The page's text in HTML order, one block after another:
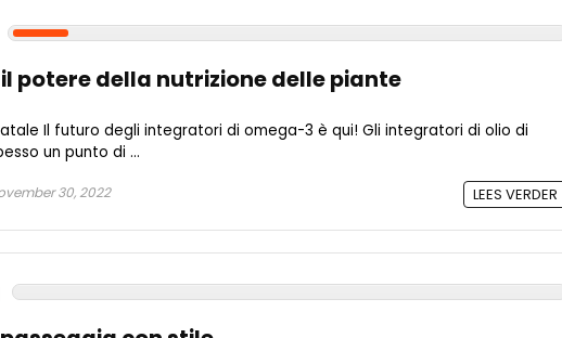
il potere della nutrizione delle piante
Il futuro degli integratori di omega-3 è qui! Gli integratori di olio di
un punto di ...
30, 2022 LEES VERDER